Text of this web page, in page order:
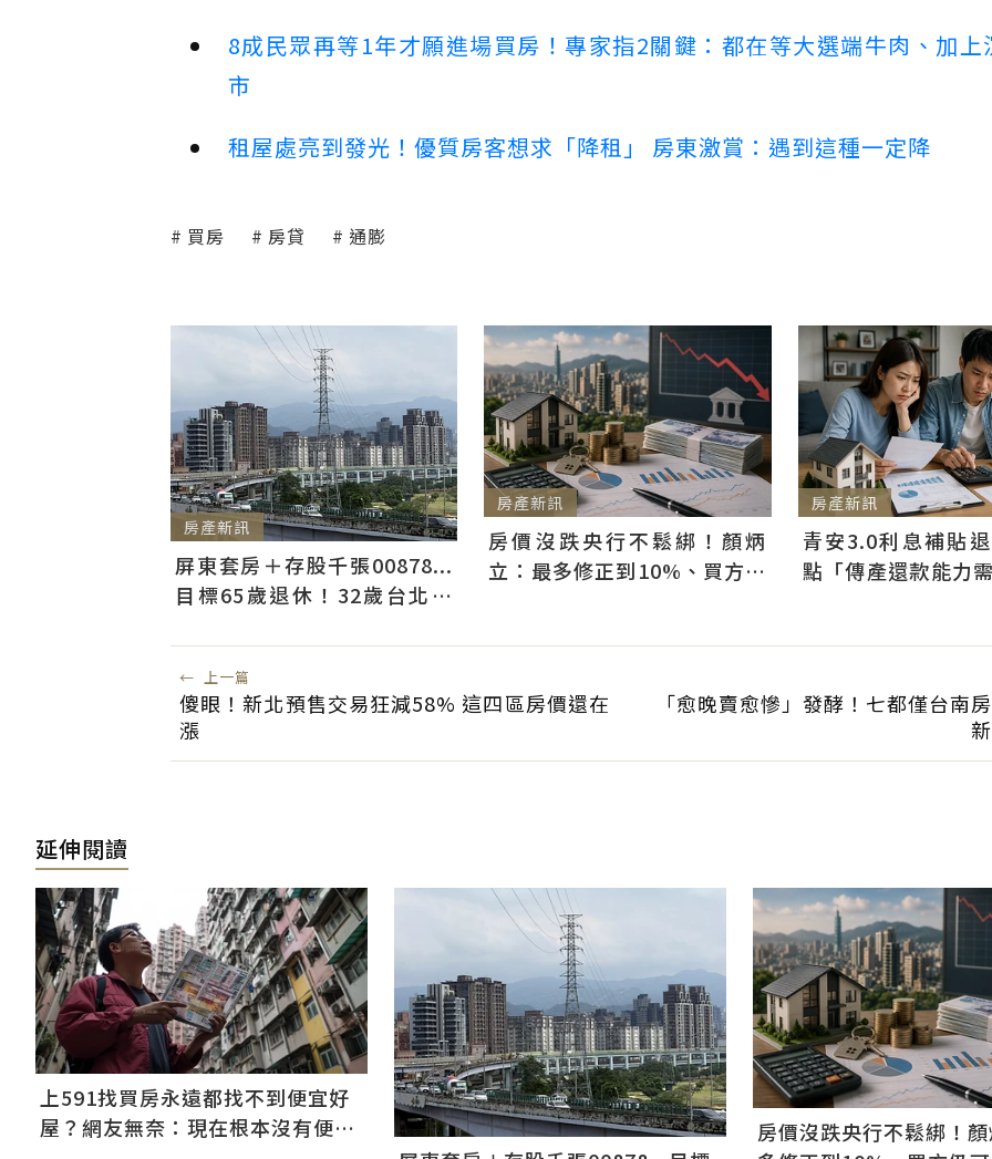
8成民眾再等1年才願進場買房！專家指2關鍵：都在等大選端牛肉、加上
市
租屋處亮到發光！優質房客想求「降租」 房東激賞：遇到這種一定降
買房 房貸 通膨
房產新訊
屏東套房＋存股千張00878...
目標65歲退休！32歲台北人
房產新訊
房價沒跌央行不鬆綁！顏炳
立：最多修正到10%、買方仍
房產新訊
青安3.0利息補貼
點「傳產還款能力
← 上一篇
傻眼！新北預售交易狂減58% 這四區房價還在
漲
「愈晚賣愈慘」發酵！七都僅台南
延伸閱讀
上591找買房永遠都找不到便宜好
屋？網友無奈：現在根本沒有便宜
房價沒跌央行不鬆綁！